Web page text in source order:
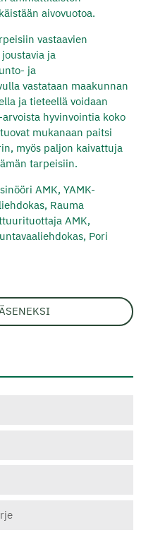
aivovuotoa.
vastaavien
ja
ja
vastataan maakunnan
ja tieteellä voidaan
hyvinvointia koko
mukanaan paitsi
myös paljon kaivattuja
tarpeisiin.
AMK, YAMK-
Rauma
AMK,
Pori